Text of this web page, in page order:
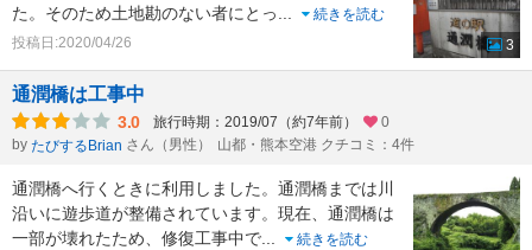
た。そのため土地勘のない者にとっ...
続きを読む
投稿日:2020/04/26
3
通潤橋は工事中
3.0 旅行時期：2019/07（約7年前）
0
by たびするBrian さん（男性） 山都・熊本空港 クチコミ：4件
通潤橋へ行くときに利用しました。通潤橋までは川
沿いに遊歩道が整備されています。現在、通潤橋は
一部が壊れたため、修復工事中で...
続きを読む